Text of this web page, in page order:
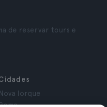
de reservar tours e
Nova Iorque